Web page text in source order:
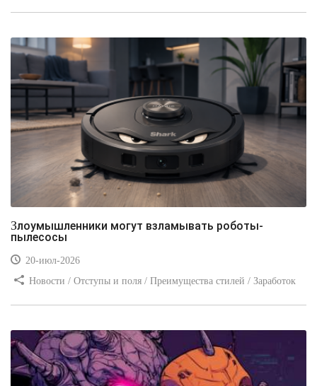
Злоумышленники могут взламывать роботы-
пылесосы
20-июл-2026
Новости / Отступы и поля / Преимущества стилей / Заработок